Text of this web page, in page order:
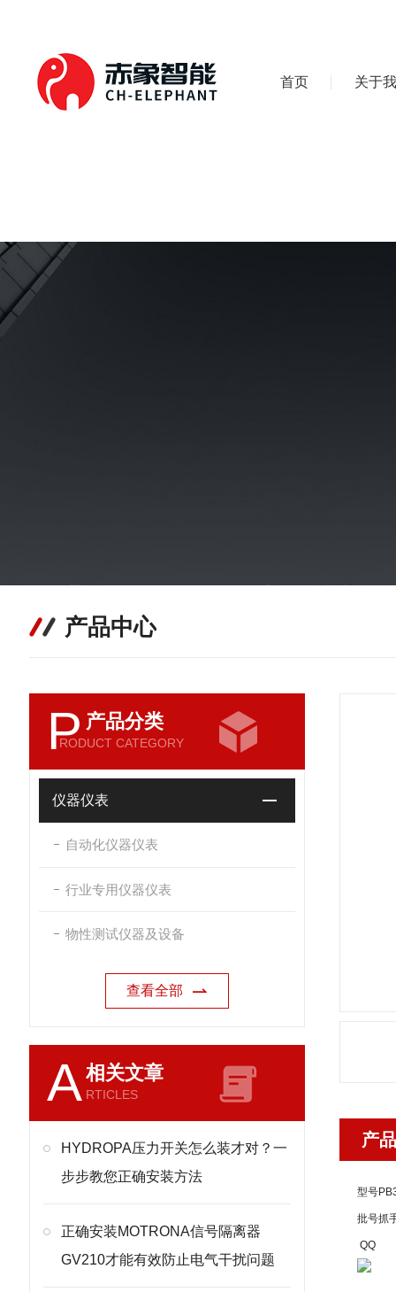
首页 关于
产品中心
P 产品分类
RODUCT CATEGORY
仪器仪表
自动化仪器仪表
行业专用仪器仪表
物性测试仪器及设备
查看全部
A相关文章
RTICLES
HYDROPA压力开关怎么装才对？一
步步教您正确安装方法
正确安装MOTRONA信号隔离器
GV210才能有效防止电气干扰问题
产
型号
批号抓
QQ